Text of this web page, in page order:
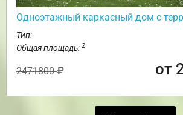
Одноэтажный каркасный дом с
Тип:
Общая площадь: 2
2471800 от